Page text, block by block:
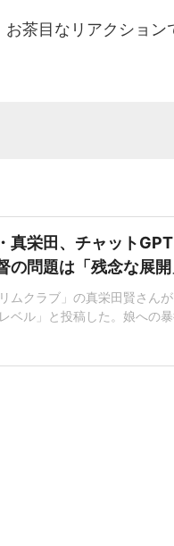
茶目なリアクション
真栄田、チャット
の問題は「残念な展
ムクラブ」の真栄田賢さん
ベル」と投稿した。娘への
助前監督について、チャッ
も添えたが、回答には誤情